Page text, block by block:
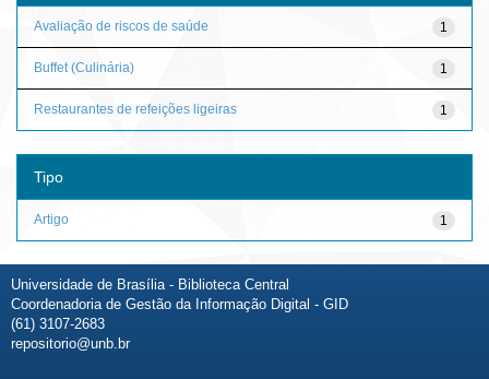
1
Avaliação de riscos de saúde
1
Buffet (Culinária)
1
Restaurantes de refeições ligeiras
Tipo
1
Artigo
Universidade de Brasília - Biblioteca Central
Coordenadoria de Gestão da Informação Digital - GID
(61) 3107-2683
repositorio@unb.br